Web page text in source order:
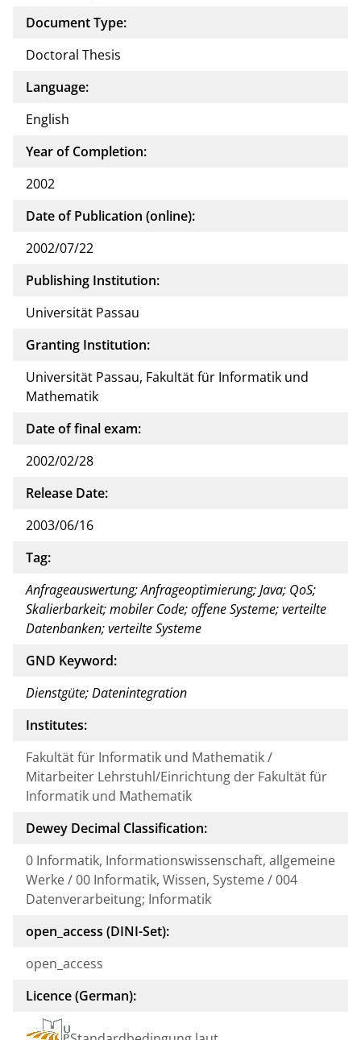
Document Type:
Doctoral Thesis
Language:
English
Year of Completion:
2002
Date of Publication (online):
2002/07/22
Publishing Institution:
Universität Passau
Granting Institution:
Universität Passau, Fakultät für Informatik und
Mathematik
Date of final exam:
2002/02/28
Release Date:
2003/06/16
Tag:
Anfrageauswertung; Anfrageoptimierung; Java; QoS;
Skalierbarkeit; mobiler Code; offene Systeme; verteilte
Datenbanken; verteilte Systeme
GND Keyword:
Dienstgüte; Datenintegration
Institutes:
Fakultät für Informatik und Mathematik /
Mitarbeiter Lehrstuhl/Einrichtung der Fakultät für
Informatik und Mathematik
Dewey Decimal Classification:
0 Informatik, Informationswissenschaft, allgemeine
Werke / 00 Informatik, Wissen, Systeme / 004
Datenverarbeitung; Informatik
open_access (DINI-Set):
open_access
Licence (German):